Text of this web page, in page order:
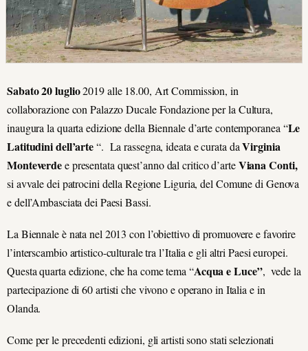
Sabato 20 luglio2019 alle 18.00, Art Commission, in
collaborazione con Palazzo Ducale Fondazione per la Cultura,
inaugura la quarta edizione della Biennale d’arte contemporanea “Le
Latitudini dell’arte“. La rassegna, ideata e curata daVirginia
Monteverdee presentata quest’anno dal critico d’arteViana Conti,
si avvale dei patrocini della Regione Liguria, del Comune di Genova
e dell’Ambasciata dei Paesi Bassi.
La Biennale è nata nel 2013 con l’obiettivo di promuovere e favorire
l’interscambio artistico-culturale tra l’Italia e gli altri Paesi europei.
Questa quarta edizione, che ha come tema “Acqua e Luce”, vede la
partecipazione di 60 artisti che vivono e operano in Italia e in
Olanda.
Come per le precedenti edizioni, gli artisti sono stati selezionati